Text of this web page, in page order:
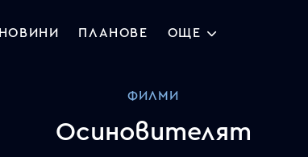
НОВИНИ ПЛАНОВЕ ОЩЕ
ФИЛМИ
Осиновителят